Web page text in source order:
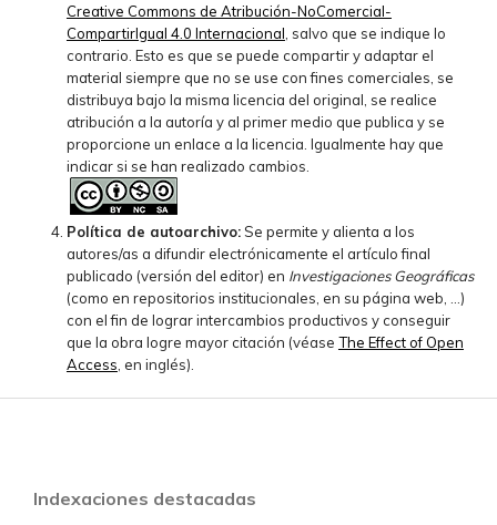
Creative Commons de Atribución-NoComercial-
CompartirIgual 4.0 Internacional , salvo que se indique lo
contrario. Esto es que se puede compartir y adaptar el
material siempre que no se use con fines comerciales, se
distribuya bajo la misma licencia del original, se realice
atribución a la autoría y al primer medio que publica y se
proporcione un enlace a la licencia. Igualmente hay que
indicar si se han realizado cambios.
Política de autoarchivo:Se permite y alienta a los
autores/as a difundir electrónicamente el artículo final
publicado (versión del editor) en Investigaciones Geográficas
(como en repositorios institucionales, en su página web, ...)
con el fin de lograr intercambios productivos y conseguir
que la obra logre mayor citación (véase The Effect of Open
Access , en inglés).
Indexaciones destacadas